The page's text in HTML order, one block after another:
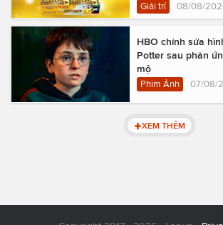
Giải trí 08/08/
HBO chỉnh sửa
Potter sau phản
mộ
Phim Ảnh 07/08/
XEM THÊM